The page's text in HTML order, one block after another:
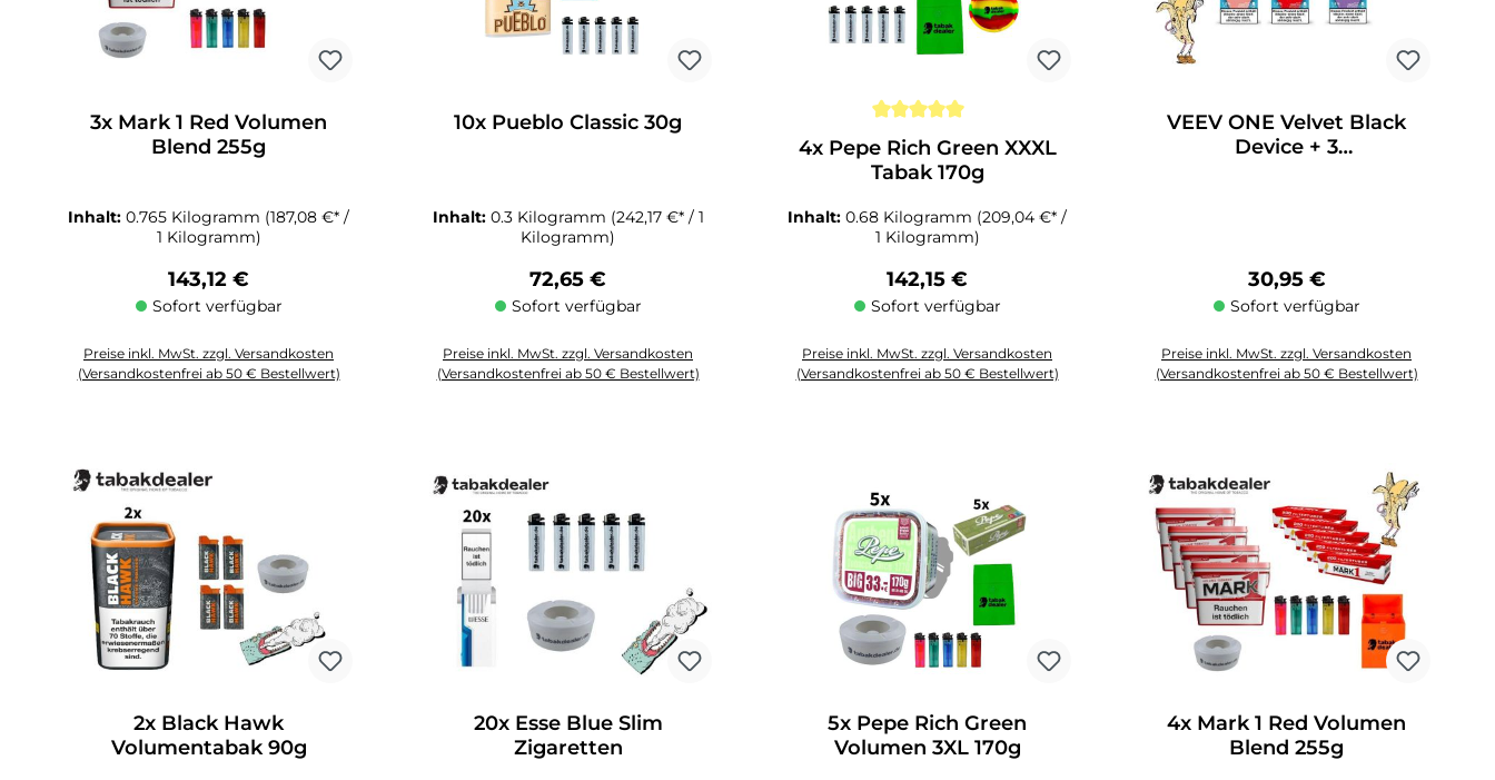
3x Mark 1 Red Volumen
Blend 255g
Inhalt: 0.765 Kilogramm (187,08 €* /
1 Kilogramm)
Regulärer Preis:
143,12 €
Sofort verfügbar
Preise inkl. MwSt. zzgl. Versandkosten
(Versandkostenfrei ab 50 € Bestellwert)
10x Pueblo Classic 30g
Inhalt: 0.3 Kilogramm (242,17 €* / 1
Kilogramm)
Regulärer Preis:
72,65 €
Sofort verfügbar
Preise inkl. MwSt. zzgl. Versandkosten
(Versandkostenfrei ab 50 € Bestellwert)
Durchschnittliche Bewertung von 5 von 5 Sternen
4x Pepe Rich Green XXXL
Tabak 170g
Inhalt: 0.68 Kilogramm (209,04 €* /
1 Kilogramm)
Regulärer Preis:
142,15 €
Sofort verfügbar
Preise inkl. MwSt. zzgl. Versandkosten
(Versandkostenfrei ab 50 € Bestellwert)
VEEV ONE Velvet Black
Device + 3
Regulärer Preis:
30,95 €
Sofort verfügbar
Preise inkl. MwSt. zzgl. Versandkosten
(Versandkostenfrei ab 50 € Bestellwert)
2x Black Hawk
Volumentabak 90g
20x Esse Blue Slim
Zigaretten
5x Pepe Rich Green
Volumen 3XL 170g
4x Mark 1 Red Volumen
Blend 255g